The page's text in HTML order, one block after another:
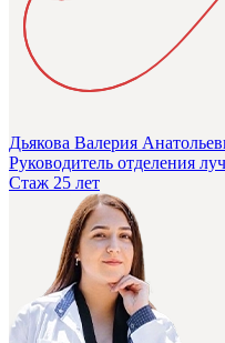
Дьякова Валерия
Руководитель отделения
Стаж 25 лет